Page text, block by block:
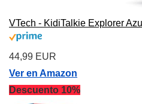
VTech - KidiTalkie Explorer
44,99 EUR
Ver en Amazon
Descuento 10%